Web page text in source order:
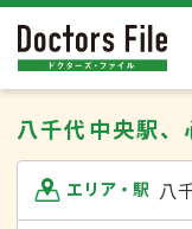
八千代中央駅、
エリア・駅 八